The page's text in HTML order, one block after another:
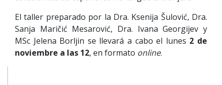
El taller preparado por la Dra. Ksenija Šulović, Dra.
Sanja Maričić Mesarović, Dra. Ivana Georgijev y
MSc Jelena Borljin se llevará a cabo el lunes 2 de
noviembre a las 12, en formato online.